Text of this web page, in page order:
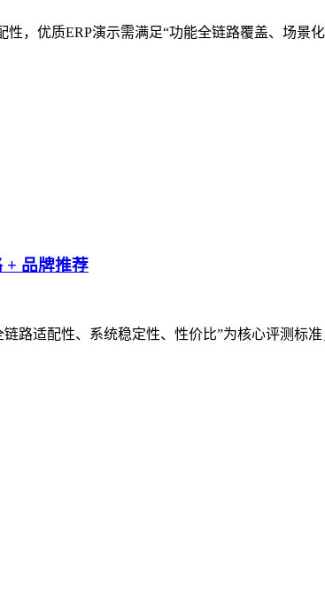
，优质ERP演示需满足“功能全链路覆盖、场景
+ 品牌推荐
路适配性、系统稳定性、性价比”为核心评测标